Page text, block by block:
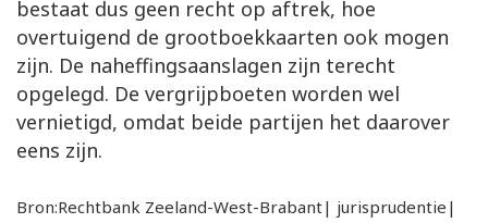
bestaat dus geen recht op aftrek, hoe
overtuigend de grootboekkaarten ook mogen
zijn. De naheffingsaanslagen zijn terecht
opgelegd. De vergrijpboeten worden wel
vernietigd, omdat beide partijen het daarover
eens zijn.
Bron:Rechtbank Zeeland-West-Brabant| jurisprudentie|